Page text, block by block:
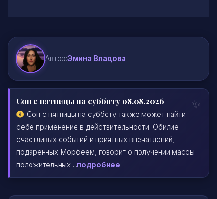
Автор:Эмина Владова
Сон с пятницы на субботу 08.08.2026
Сон с пятницы на субботу также может найти
себе применение в действительности. Обилие
счастливых событий и приятных впечатлений,
подаренных Морфеем, говорит о получении массы
положительных ...подробнее